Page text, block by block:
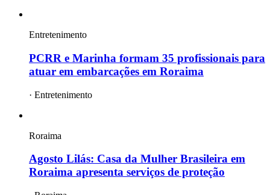
Entretenimento
PCRR e Marinha formam 35 profissionais para
atuar em embarcações em Roraima
· Entretenimento
Roraima
Agosto Lilás: Casa da Mulher Brasileira em
Roraima apresenta serviços de proteção